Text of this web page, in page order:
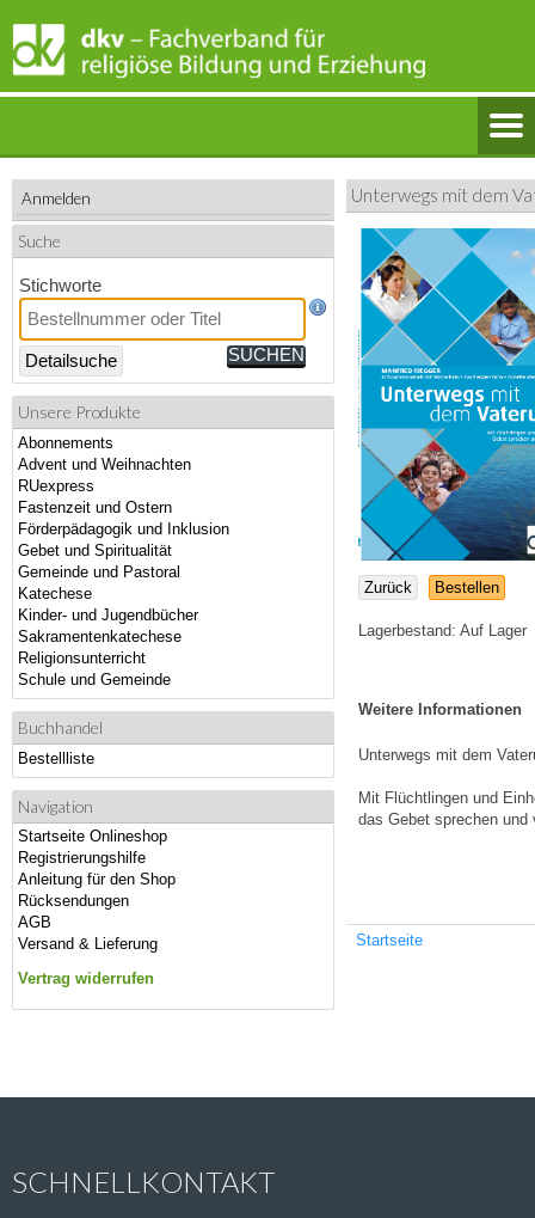
Anmelden
Suche
Stichworte
Detailsuche
Unsere Produkte
Abonnements
Advent und Weihnachten
RUexpress
Fastenzeit und Ostern
Förderpädagogik und Inklusion
Gebet und Spiritualität
Gemeinde und Pastoral
Katechese
Kinder- und Jugendbücher
Sakramentenkatechese
Religionsunterricht
Schule und Gemeinde
Buchhandel
Bestellliste
Navigation
Startseite Onlineshop
Registrierungshilfe
Anleitung für den Shop
Rücksendungen
AGB
Versand & Lieferung
Vertrag widerrufen
Unterwegs mit dem
Zurück Bestellen
Lagerbestand: Auf Lager
Weitere Informationen
Unterwegs mit dem
Mit Flüchtlingen und
das Gebet sprechen und
Startseite
SCHNELLKONTAKT